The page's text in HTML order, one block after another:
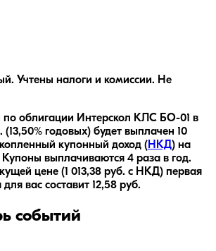
Учтены налоги и комиссии. Не
облигации Интерскол КЛС БО-01 в
(13,50% годовых) будет выплачен 10
купонный доход ( НКД) на
Купоны выплачиваются 4 раза в год.
цене (1 013,38 руб. с НКД) первая
вас составит 12,58 руб.
событий